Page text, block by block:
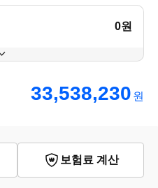
0원
33,538,230 원
보험료 계산